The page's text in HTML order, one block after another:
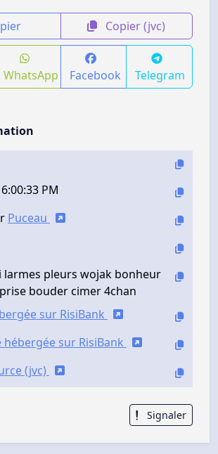
Copier (jvc)
WhatsApp Facebook Telegram
PM
Puceau
larmes pleurs wojak bonheur
bouder cimer 4chan
sur RisiBank
sur RisiBank
(jvc)
Signaler